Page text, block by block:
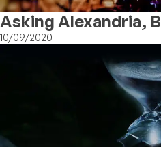
Asking Alexandria,
10/09/2020